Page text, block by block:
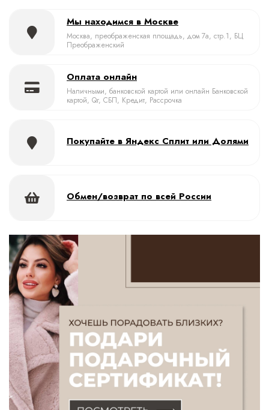
Мы находимся в Москве
Москва, преображенская площадь, дом 7а, стр.1, БЦ
Преображенский
Оплата онлайн
Наличными, банковской картой или онлайн Банковской
картой, Qr, СБП, Кредит, Рассрочка
Покупайте в Яндекс Сплит или Долями
Обмен/возврат по всей России